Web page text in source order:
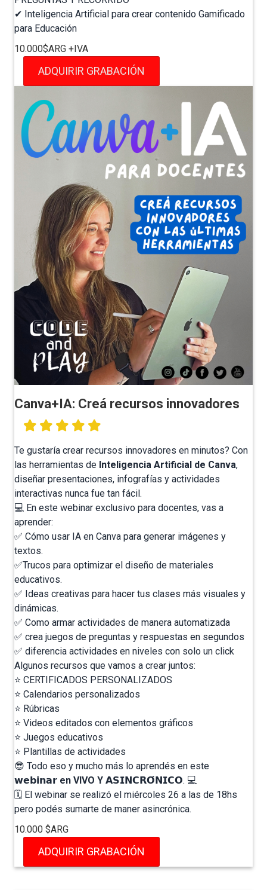
✔ Inteligencia Artificial para crear contenido Gamificado
para Educación⁣
10.000$ARG +IVA
ADQUIRIR GRABACIÓN
Canva+IA: Creá recursos innovadores
Te gustaría crear recursos innovadores en minutos? Con
las herramientas de Inteligencia Artificial de Canva,
diseñar presentaciones, infografías y actividades
interactivas nunca fue tan fácil.
💻 En este webinar exclusivo para docentes, vas a
aprender:
✅ Cómo usar IA en Canva para generar imágenes y
textos.
✅Trucos para optimizar el diseño de materiales
educativos.
✅ Ideas creativas para hacer tus clases más visuales y
dinámicas.
✅ Como armar actividades de manera automatizada
✅ crea juegos de preguntas y respuestas en segundos
✅ diferencia actividades en niveles con solo un click
Algunos recursos que vamos a crear juntos:
⭐️ CERTIFICADOS PERSONALIZADOS
⭐️ Calendarios personalizados
⭐️ Rúbricas
⭐️ Videos editados con elementos gráficos
⭐️ Juegos educativos
⭐️ Plantillas de actividades
😎 Todo eso y mucho más lo aprendés en este
𝘄𝗲𝗯𝗶𝗻𝗮𝗿 en VIVO Y 𝗔𝗦𝗜𝗡𝗖𝗥𝗢́𝗡𝗜𝗖𝗢. 💻⁣
🗓️ El webinar se realizó el miércoles 26 a las de 18hs
pero podés sumarte de maner asincrónica.
10.000 $ARG
ADQUIRIR GRABACIÓN